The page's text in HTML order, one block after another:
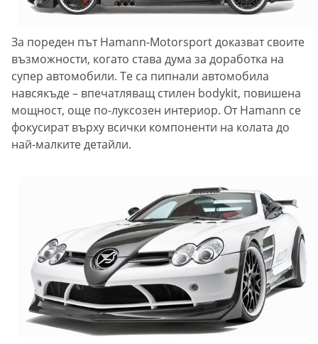
За пореден път Hamann-Motorsport доказват своите
възможности, когато става дума за доработка на
супер автомобили. Те са пипнали автомобила
навсякъде – впечатляващ стилен bodykit, повишена
мощност, още по-луксозен интериор. От Hamann се
фокусират върху всички компоненти на колата до
най-малките детайли.